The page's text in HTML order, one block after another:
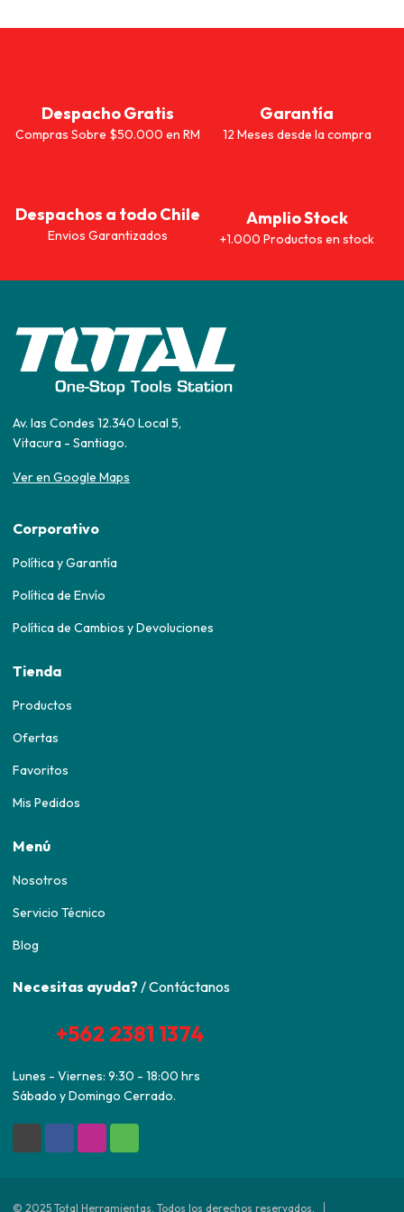
Despacho Gratis
Compras Sobre $50.000 en RM
Garantía
12 Meses desde la compra
Despachos a todo Chile
Envios Garantizados
Amplio Stock
+1.000 Productos en stock
Av. las Condes 12.340 Local 5,
Vitacura - Santiago.
Ver en Google Maps
Corporativo
Política y Garantía
Política de Envío
Política de Cambios y Devoluciones
Tienda
Productos
Ofertas
Favoritos
Mis Pedidos
Menú
Nosotros
Servicio Técnico
Blog
Necesitas ayuda? / Contáctanos
+562 2381 1374
Lunes - Viernes: 9:30 - 18:00 hrs
Sábado y Domingo Cerrado.
© 2025 Total Herramientas. Todos los derechos reservados.